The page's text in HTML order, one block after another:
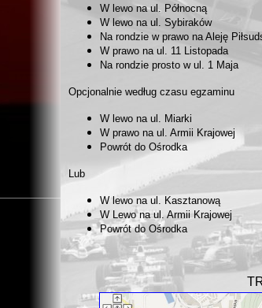
W lewo na ul. Północną
W lewo na ul. Sybiraków
Na rondzie w prawo na Aleję
W prawo na ul. 11 Listopada
Na rondzie prosto w ul. 1 Maja
Opcjonalnie według czasu egzaminu
W lewo na ul. Miarki
W prawo na ul. Armii Krajowej
Powrót do Ośrodka
Lub
W lewo na ul. Kasztanową
W Lewo na ul. Armii Krajowej
Powrót do Ośrodka